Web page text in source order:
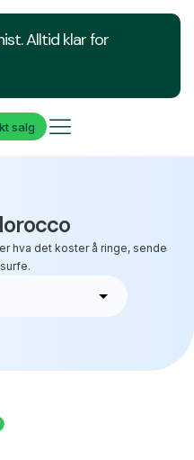
Alltid klar for
salg
hva det koster å ringe, sende